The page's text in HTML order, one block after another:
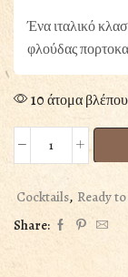
Ένα ιταλικό
φλούδας
10 άτομα
Negroni
Nio
Premium
Cocktails
0.10L
Cocktails, Ready
Share: